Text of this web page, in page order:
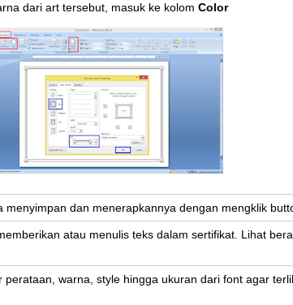
dari art tersebut, masuk ke kolom Color
menyimpan dan menerapkannya dengan mengklik
atau menulis teks dalam sertifikat. Lihat
perataan, warna, style hingga ukuran dari font agar